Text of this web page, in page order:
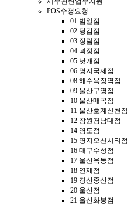
POS수정요청
01 범일점
02 당감점
03 장림점
04 괴정점
05 낫개점
06 명지국제점
08 해수욕장역점
09 울산구영점
10 울산매곡점
11 울산호계신천점
12 창원경남대점
14 영도점
15 명지오션시티점
16 대구수성점
17 울산옥동점
18 연제점
19 경산중산점
20 울산점
21 울산화봉점